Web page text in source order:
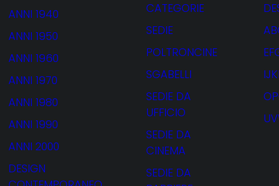
ANNI 1940
ANNI 1950
ANNI 1960
ANNI 1970
ANNI 1980
ANNI 1990
ANNI 2000
DESIGN
CATEGORIE
SEDIE
POLTRONCINE
SGABELLI
SEDIE DA
UFFICIO
SEDIE DA
CINEMA
SEDIE DA